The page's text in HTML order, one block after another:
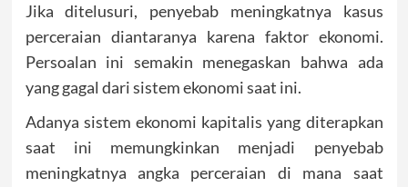
Jika ditelusuri, penyebab meningkatnya kasus
perceraian diantaranya karena faktor ekonomi.
Persoalan ini semakin menegaskan bahwa ada
yang gagal dari sistem ekonomi saat ini.
Adanya sistem ekonomi kapitalis yang diterapkan
saat ini memungkinkan menjadi penyebab
meningkatnya angka perceraian di mana saat